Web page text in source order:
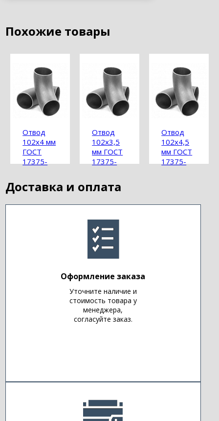
Похожие товары
Отвод
102х4 мм
ГОСТ
17375-
Отвод
102х3,5
мм ГОСТ
17375-
Отвод
102х4,5
мм ГОСТ
17375-
Доставка и оплата
Оформление заказа
Уточните наличие и
стоимость товара у
менеджера,
согласуйте заказ.